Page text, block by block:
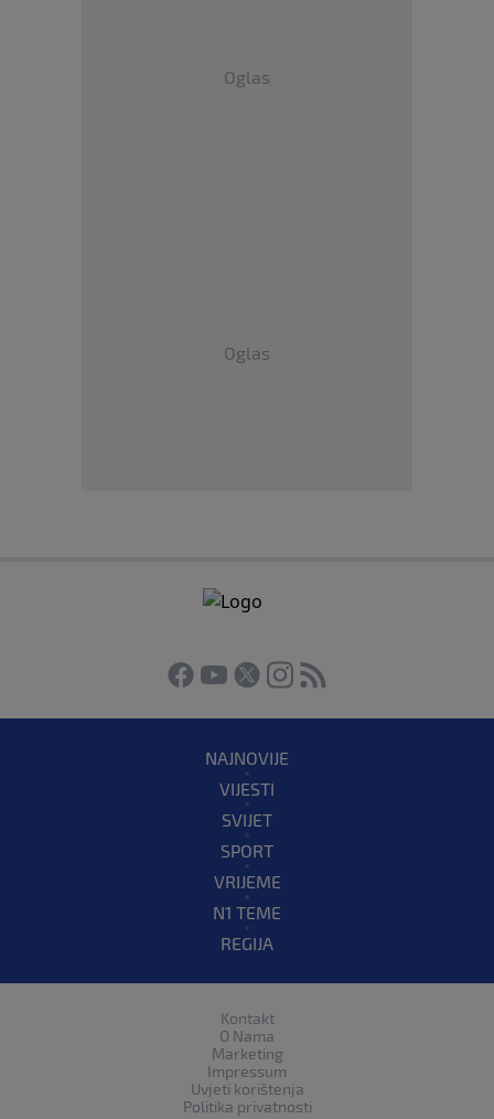
Oglas
Oglas
NAJNOVIJE
VIJESTI
SVIJET
SPORT
VRIJEME
N1 TEME
REGIJA
Kontakt
O Nama
Marketing
Impressum
Uvjeti korištenja
Politika privatnosti